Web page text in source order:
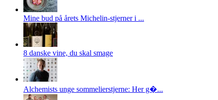
Mine bud på årets Michelin-stjerner i ...
8 danske vine, du skal smage
Alchemists unge sommelierstjerne: Her g�...